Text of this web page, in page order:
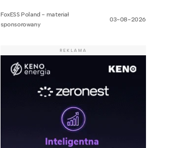
FoxESS Poland - materiał
sponsorowany
03-08-2026
REKLAMA